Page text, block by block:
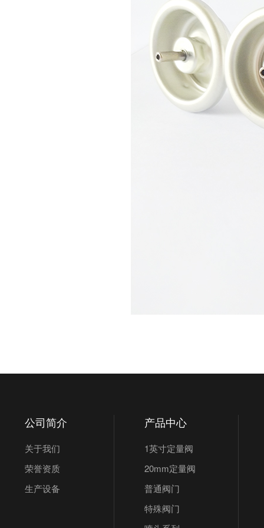
公司简介
关于我们
荣誉资质
生产设备
产品中心
1英寸定量阀
20mm定量阀
普通阀门
特殊阀门